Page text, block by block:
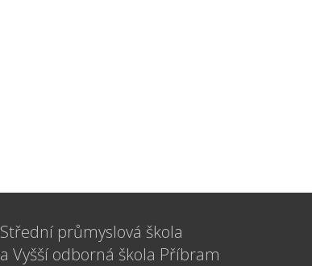
Střední průmyslová škola
a Vyšší odborná škola Příbram